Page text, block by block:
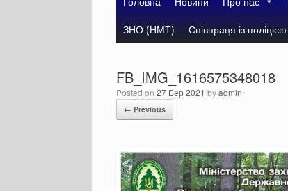
ЗНО (НМТ)
Співпраця із поліцією
FB_IMG_1616575348018
Posted on 27 Бер 2021 byadmin
← Previous